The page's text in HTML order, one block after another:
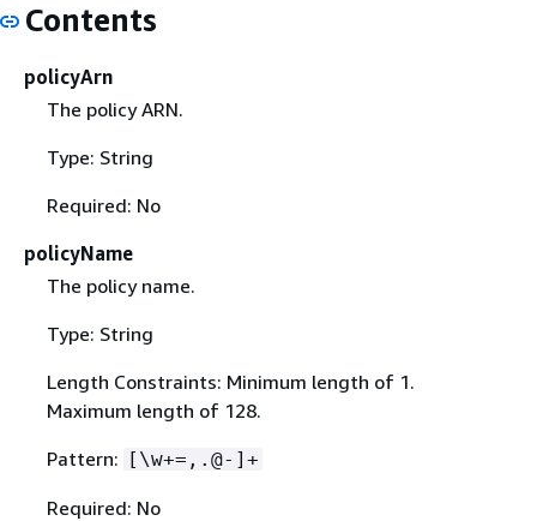
Contents
policyArn
The policy ARN.
Type: String
Required: No
policyName
The policy name.
Type: String
Length Constraints: Minimum length of 1.
Maximum length of 128.
Pattern: [\w+=,.@-]+
Required: No